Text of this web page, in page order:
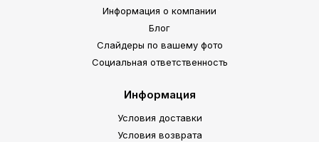
Информация о компании
Блог
Слайдеры по вашему фото
Социальная ответственность
Информация
Условия доставки
Условия возврата